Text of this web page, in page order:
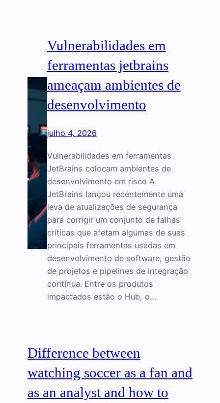
Vulnerabilidades em
ferramentas jetbrains
ameaçam ambientes de
desenvolvimento
julho 4, 2026
Vulnerabilidades em ferramentas
JetBrains colocam ambientes de
desenvolvimento em risco A
JetBrains lançou recentemente uma
leva de atualizações de segurança
para corrigir um conjunto de falhas
críticas que afetam algumas de suas
principais ferramentas usadas em
desenvolvimento de software, gestão
de projetos e pipelines de integração
contínua. Entre os produtos
impactados estão o Hub, o…
Difference between
watching soccer as a fan and
as an analyst and how to